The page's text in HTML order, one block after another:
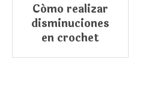
Cómo realizar
disminuciones
en crochet